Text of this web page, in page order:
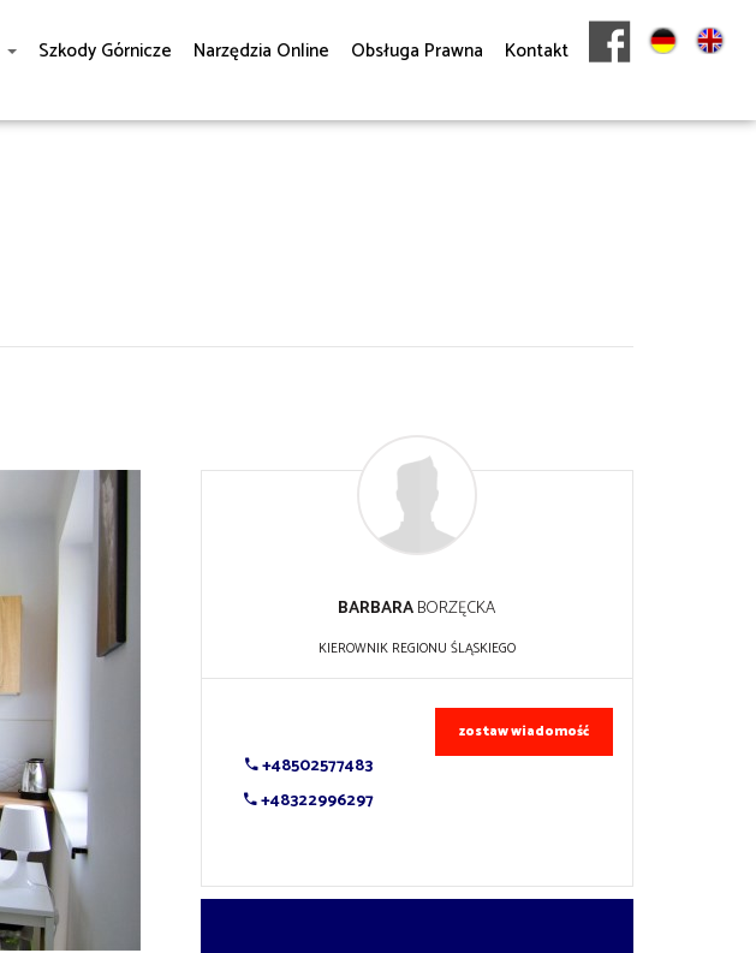
Szkody Górnicze Narzędzia Online Obsługa Prawna Kontakt
BARBARABORZĘCKA
KIEROWNIK REGIONU ŚLĄSKIEGO
+48502577483
+48322996297
zostaw wiadomość